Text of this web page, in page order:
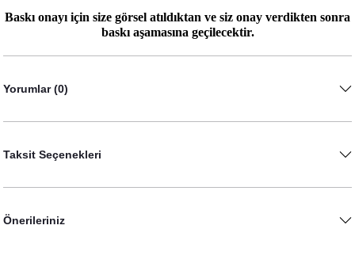
8,75 TL
Baskı onayı için size görsel atıldıktan ve siz onay verdikten sonra
baskı aşamasına geçilecektir.
Yorumlar (0)
Taksit Seçenekleri
Önerileriniz